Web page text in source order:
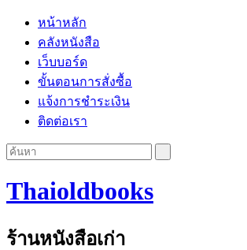
หน้าหลัก
คลังหนังสือ
เว็บบอร์ด
ขั้นตอนการสั่งซื้อ
แจ้งการชำระเงิน
ติดต่อเรา
Thaioldbooks
ร้านหนังสือเก่า